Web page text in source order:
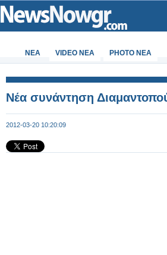
ΝΕΑ VIDEO NEA PHOTO NEA
Νέα συνάντηση
2012-03-20 10:20:09